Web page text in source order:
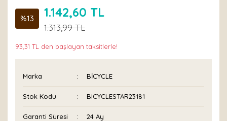
%13 1.142,60 TL
1.313,99 TL
93,31 TL den başlayan taksitlerle!
Marka BİCYCLE
Stok Kodu BICYCLESTAR23181
Garanti Süresi 24 Ay